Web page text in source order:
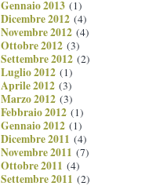
Gennaio 2013 (1)
Dicembre 2012 (4)
Novembre 2012 (4)
Ottobre 2012 (3)
Settembre 2012 (2)
Luglio 2012 (1)
Aprile 2012 (3)
Marzo 2012 (3)
Febbraio 2012 (1)
Gennaio 2012 (1)
Dicembre 2011 (4)
Novembre 2011 (7)
Ottobre 2011 (4)
Settembre 2011 (2)